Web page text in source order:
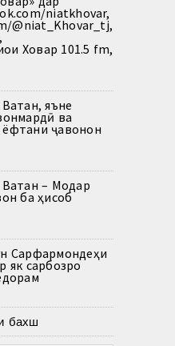
niatkhovar,
@niat_Khovar_tj,
Ховар 101.5 fm,
яъне
ва
ҷавонон
– Модар
ба ҳисоб
Сарфармондеҳи
як сарбозро
бахш